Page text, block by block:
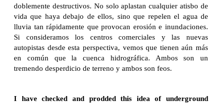
doblemente destructivos. No solo aplastan cualquier atisbo de
vida que haya debajo de ellos, sino que repelen el agua de
lluvia tan rápidamente que provocan erosión e inundaciones.
Si consideramos los centros comerciales y las nuevas
autopistas desde esta perspectiva, vemos que tienen aún más
en común que la cuenca hidrográfica. Ambos son un
tremendo desperdicio de terreno y ambos son feos.
I have checked and prodded this idea of underground